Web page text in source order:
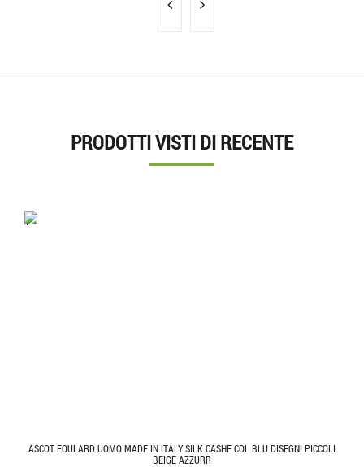
PRODOTTI VISTI DI RECENTE
'.'
ASCOT FOULARD UOMO MADE IN ITALY SILK CASHE COL BLU DISEGNI PICCOLI
BEIGE AZZURR